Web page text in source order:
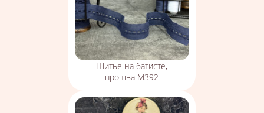
Шитье на батисте,
прошва М392